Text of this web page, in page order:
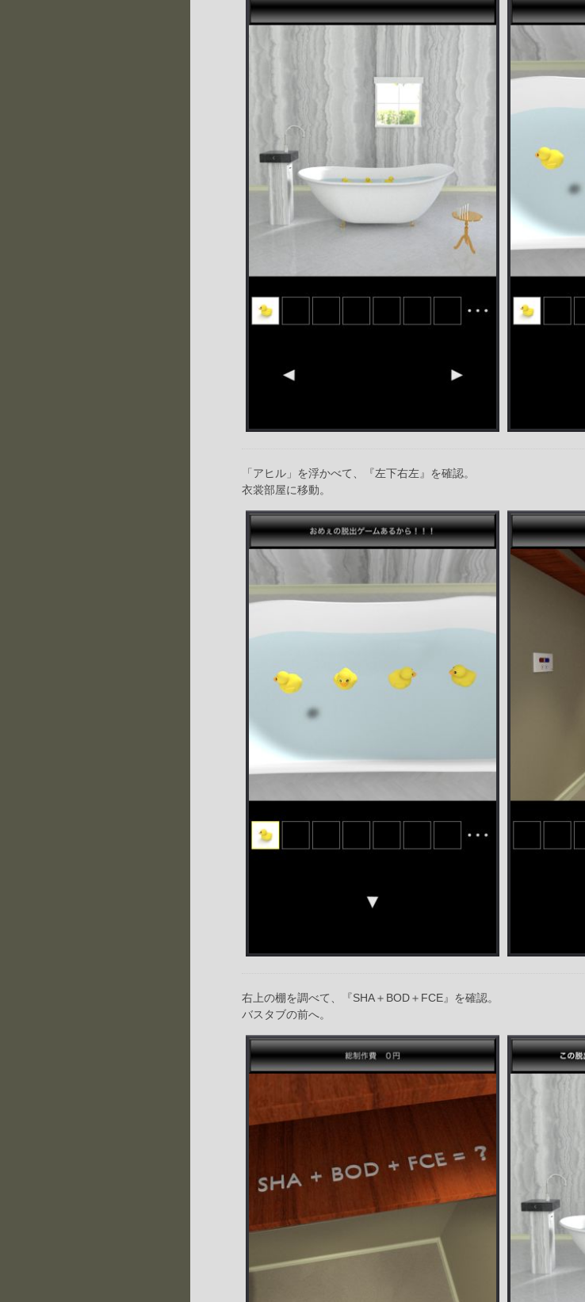
「アヒル」を浮かべて、『左下右左』を確認。
衣裳部屋に移動。
右上の棚を調べて、『SHA＋BOD＋FCE』を確認。
バスタブの前へ。